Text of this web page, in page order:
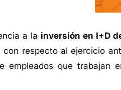
a la inversión en I+D
con respecto al ejercicio
empleados que